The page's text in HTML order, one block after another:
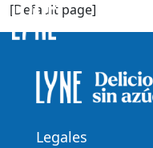
[Default page]
Legales